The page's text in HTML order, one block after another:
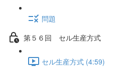
問題
第５６回 セル生産方式
セル生産方式 (4:59)